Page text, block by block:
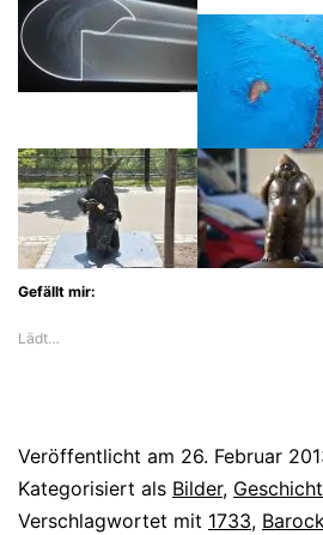
Gefällt mir:
Lädt…
Veröffentlicht am 26. Februar
Kategorisiert als Bilder,
Verschlagwortet mit 1733,